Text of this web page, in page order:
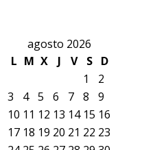
agosto 2026
L M X J V S
D
1
2
3
4 5 6 7 8
9
10 11 12 13 14 15 16
17 18 19 20 21 22 23